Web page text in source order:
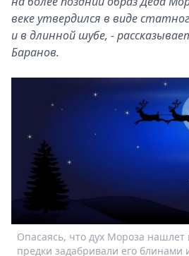
веке утвердился в виде
и в длинной шубе, -
Баранов.
Опасаясь, что дух Мороза
предки задабривали его блинами